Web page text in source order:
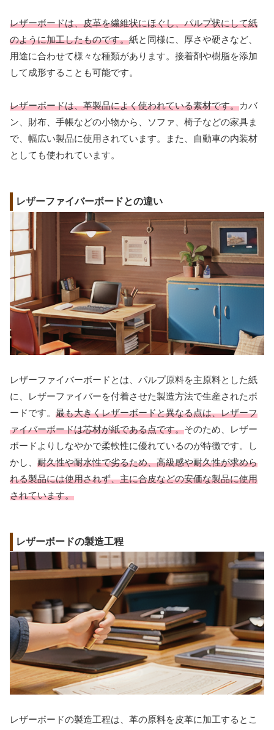
レザーボードは、皮革を繊維状にほぐし、パルプ状にして紙
のように加工したものです。紙と同様に、厚さや硬さなど、
用途に合わせて様々な種類があります。接着剤や樹脂を添加
して成形することも可能です。
レザーボードは、革製品によく使われている素材です。カバ
ン、財布、手帳などの小物から、ソファ、椅子などの家具ま
で、幅広い製品に使用されています。また、自動車の内装材
としても使われています。
レザーファイバーボードとの違い
レザーファイバーボードとは、パルプ原料を主原料とした紙
に、レザーファイバーを付着させた製造方法で生産されたボ
ードです。 最も大きくレザーボードと異なる点は、レザーフ
ァイバーボードは芯材が紙である点です。そのため、レザー
ボードよりしなやかで柔軟性に優れているのが特徴です。し
かし、 耐久性や耐水性で劣るため、高級感や耐久性が求めら
れる製品には使用されず、主に合皮などの安価な製品に使用
されています。
レザーボードの製造工程
レザーボードの製造工程は、革の原料を皮革に加工するとこ